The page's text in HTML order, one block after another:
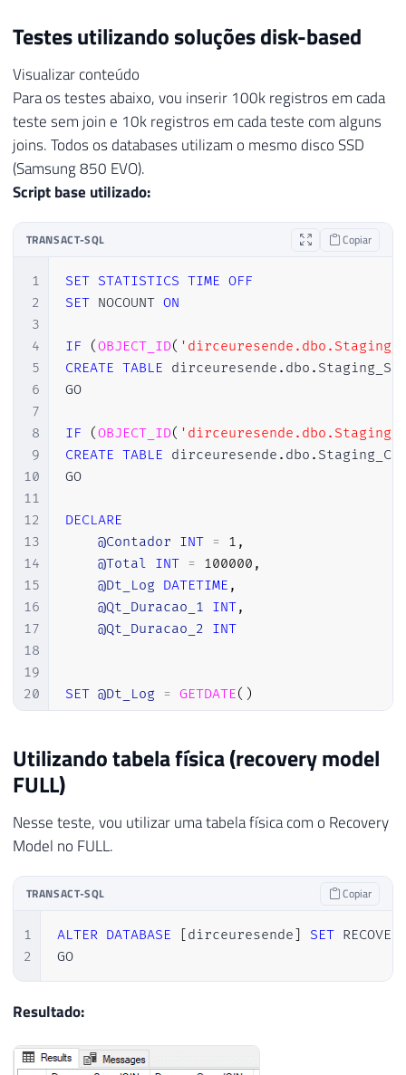
Testes utilizando soluções disk-based
Visualizar conteúdo
Para os testes abaixo, vou inserir 100k registros em cada
teste sem join e 10k registros em cada teste com alguns
joins. Todos os databases utilizam o mesmo disco SSD
(Samsung 850 EVO).
Script base utilizado:
TRANSACT-SQL Copiar
1
2
3
4
5
6
7
8
9
10
11
12
13
14
15
16
17
18
19
20
21
23
24
26
27
29
31
32
35
36
37
SET STATISTICS TIME OFF
SET NOCOUNT ON
IF (OBJECT_ID(
CREATE TABLE dirceuresende . dbo .
GO
IF (OBJECT_ID(
CREATE TABLE dirceuresende . dbo .
GO
DECLARE
@Contador INT = 1 ,
@Total INT = 100000 ,
@Dt_Log DATETIME ,
@Qt_Duracao_1 INT,
@Qt_Duracao_2 INT
SET @Dt_Log = GETDATE( )
BEGIN
INSERT INTO dirceuresende.dbo.
VALUES
SET
END
SET @Total = 10000
Utilizando tabela física (recovery model
FULL)
Nesse teste, vou utilizar uma tabela física com o Recovery
Model no FULL.
TRANSACT-SQL Copiar
1
2
ALTER DATABASE [dirceuresende] SET
GO
Resultado: